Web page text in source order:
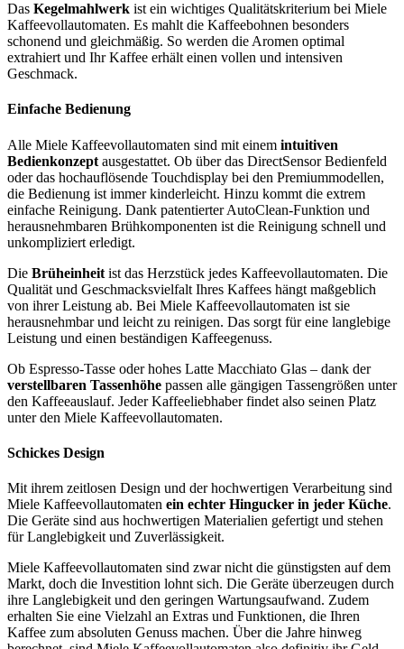
Das Kegelmahlwerk ist ein wichtiges Qualitätskriterium bei Miele
Kaffeevollautomaten. Es mahlt die Kaffeebohnen besonders
schonend und gleichmäßig. So werden die Aromen optimal
extrahiert und Ihr Kaffee erhält einen vollen und intensiven
Geschmack.
Einfache Bedienung
Alle Miele Kaffeevollautomaten sind mit einem intuitiven
Bedienkonzept ausgestattet. Ob über das DirectSensor Bedienfeld
oder das hochauflösende Touchdisplay bei den Premiummodellen,
die Bedienung ist immer kinderleicht. Hinzu kommt die extrem
einfache Reinigung. Dank patentierter AutoClean-Funktion und
herausnehmbaren Brühkomponenten ist die Reinigung schnell und
unkompliziert erledigt.
Die Brüheinheit ist das Herzstück jedes Kaffeevollautomaten. Die
Qualität und Geschmacksvielfalt Ihres Kaffees hängt maßgeblich
von ihrer Leistung ab. Bei Miele Kaffeevollautomaten ist sie
herausnehmbar und leicht zu reinigen. Das sorgt für eine langlebige
Leistung und einen beständigen Kaffeegenuss.
Ob Espresso-Tasse oder hohes Latte Macchiato Glas – dank der
verstellbaren Tassenhöhe passen alle gängigen Tassengrößen unter
den Kaffeeauslauf. Jeder Kaffeeliebhaber findet also seinen Platz
unter den Miele Kaffeevollautomaten.
Schickes Design
Mit ihrem zeitlosen Design und der hochwertigen Verarbeitung sind
Miele Kaffeevollautomaten ein echter Hingucker in jeder Küche.
Die Geräte sind aus hochwertigen Materialien gefertigt und stehen
für Langlebigkeit und Zuverlässigkeit.
Miele Kaffeevollautomaten sind zwar nicht die günstigsten auf dem
Markt, doch die Investition lohnt sich. Die Geräte überzeugen durch
ihre Langlebigkeit und den geringen Wartungsaufwand. Zudem
erhalten Sie eine Vielzahl an Extras und Funktionen, die Ihren
Kaffee zum absoluten Genuss machen. Über die Jahre hinweg